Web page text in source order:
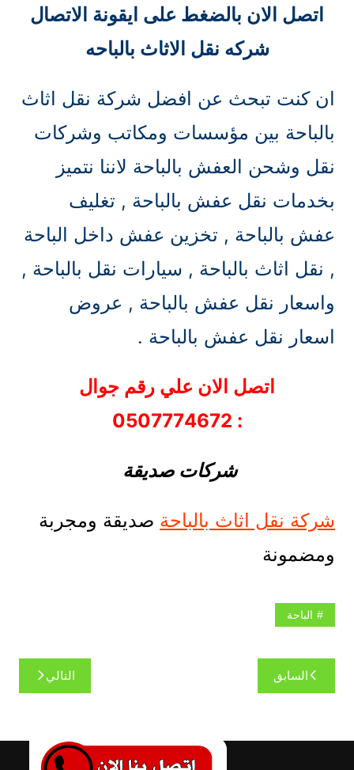
اتصل الان بالضغط على ايقونة الاتصال
شركه نقل الاثاث بالباحه
ان كنت تبحث عن افضل شركة نقل اثاث
بالباحة بين مؤسسات ومكاتب وشركات
نقل وشحن العفش بالباحة لاننا نتميز
بخدمات نقل عفش بالباحة , تغليف
عفش بالباحة , تخزين عفش داخل الباحة
, نقل اثاث بالباحة , سيارات نقل بالباحة ,
واسعار نقل عفش بالباحة , عروض
اسعار نقل عفش بالباحة .
اتصل الان علي رقم جوال
: 0507774672
شركات صديقة
شركة نقل اثاث بالباحة صديقة ومجربة
ومضمونة
الباحة
السابق التالي